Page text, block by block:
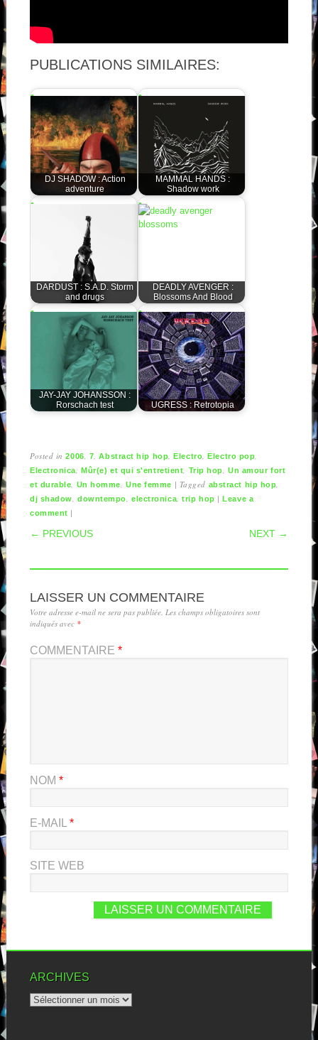
PUBLICATIONS SIMILAIRES:
DJ SHADOW : Action
adventure
MAMMAL HANDS :
Shadow work
DARDUST : S.A.D. Storm
and drugs
DEADLY AVENGER :
Blossoms And Blood
JAY-JAY JOHANSSON :
Rorschach test
UGRESS : Retrotopia
Posted in2006, 7,Abstract hip hop,Electro,Electro pop,
Electronica,Mûr(e) et qui s'entretient, Trip hop,Un amour fort
et durable, Un homme,Une femme | Tagged abstract hip hop,
dj shadow,downtempo,electronica,trip hop |Leave a
comment |
POST NAVIGATION
← PREVIOUS NEXT →
LAISSER UN COMMENTAIRE
Votre adresse e-mail ne sera pas publiée. Les champs obligatoires sont
indiqués avec *
COMMENTAIRE *
NOM *
E-MAIL *
SITE WEB
ARCHIVES